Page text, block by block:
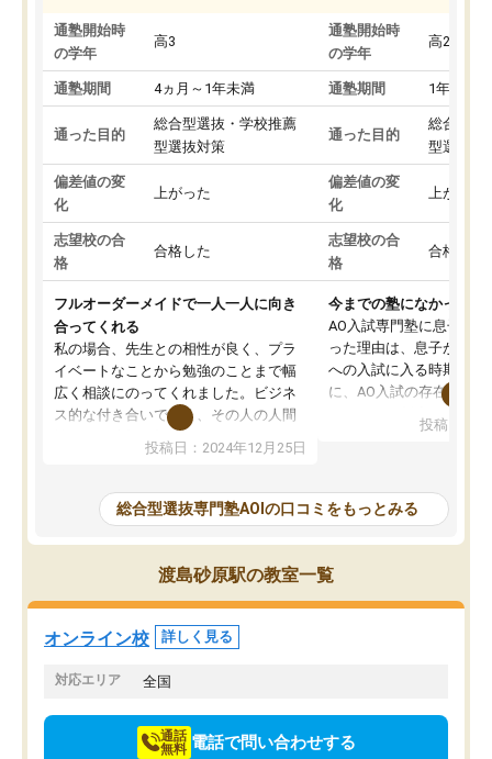
通塾開始時
の学年
高3
通塾期間 4ヵ月～1年未満
通った目的
総合型選抜・学校推薦
型選抜対策
偏差値の変
化
上がった
志望校の合
格
合格した
フルオーダーメイドで一人一人に向き
合ってくれる
私の場合、先生との相性が良く、プラ
イベートなことから勉強のことまで幅
広く相談にのってくれました。ビジネ
ス的な付き合いでなく、その人の人間
性までを適切に把握し、むきあってい
るなぁと強く感じることできました。
と相談すると、他の先生も紹介してく
ださり、客観的なアドバイスもいただ
くことができました（志望理由・自己
PR等の添削において）。そして、なに
より自習室が解放されている点がよか
ったです。友達と好きな時間に自習
し、お互いを高めあえる環境がありま
投稿日：2024年12月25日
通塾開始時
の学年
高2
通塾期間 1年以上
通った目的
総合型選
型選抜対
偏差値の変
化
上がった
志望校の合
格
合格した
今までの塾になかった
AO入試専門塾に息子を
った理由は、息子が高校
への入試に入る時期に差
に、AO入試の存在を息
たことから、AOIに入塾
で、AO入試を改めて知
それに対しての具体的な
ことでした。更に子供の
る適正等についても詳し
でき、メンターの方々も
けてらっしゃいますので
投稿日：
総合型選抜専門塾AOIの口コミをもっとみる
渡島砂原駅の教室一覧
オンライン校 詳しく見る
対応エリア 全国
通話
無料 電話で問い合わせする